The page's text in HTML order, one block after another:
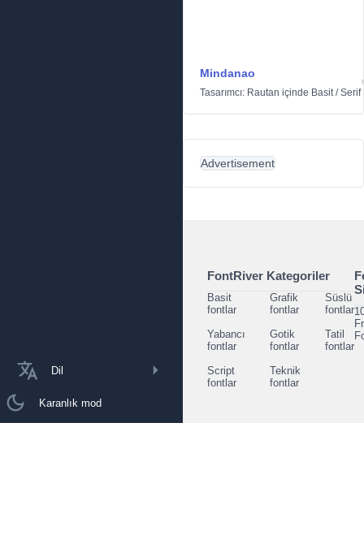
Dil
Karanlık mod
Mindanao
Tasarımcı: Rautan içinde Basit/Serif
Advertisement
FontRiver Kategoriler
Basit
fontlar
Grafik
fontlar
Süslü
fontlar
Yabancı
fontlar
Gotik
fontlar
Tatil
fontlar
Script
fontlar
Teknik
fontlar